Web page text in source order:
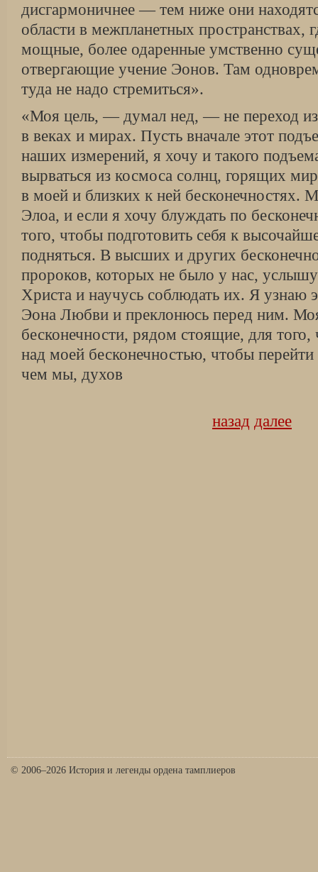
дисгармоничнее — тем ниже они
области в межпланетных пространствах,
мощные, более одаренные умственно
отвергающие учение Эонов. Там
туда не надо стремиться».
«Моя цель, — думал нед, — не переход
в веках и мирах. Пусть вначале этот
наших измерений, я хочу и такого
вырваться из космоса солнц, горящих
в моей и близких к ней бесконечностях.
Элоа, и если я хочу блуждать по
того, чтобы подготовить себя к
подняться. В высших и других
пророков, которых не было у нас,
Христа и научусь соблюдать их. Я узнаю
Эона Любви и преклонюсь перед ним.
бесконечности, рядом стоящие, для того,
над моей бесконечностью, чтобы
чем мы, духов
назад далее
© 2006–2026 История и легенды ордена тамплиеров